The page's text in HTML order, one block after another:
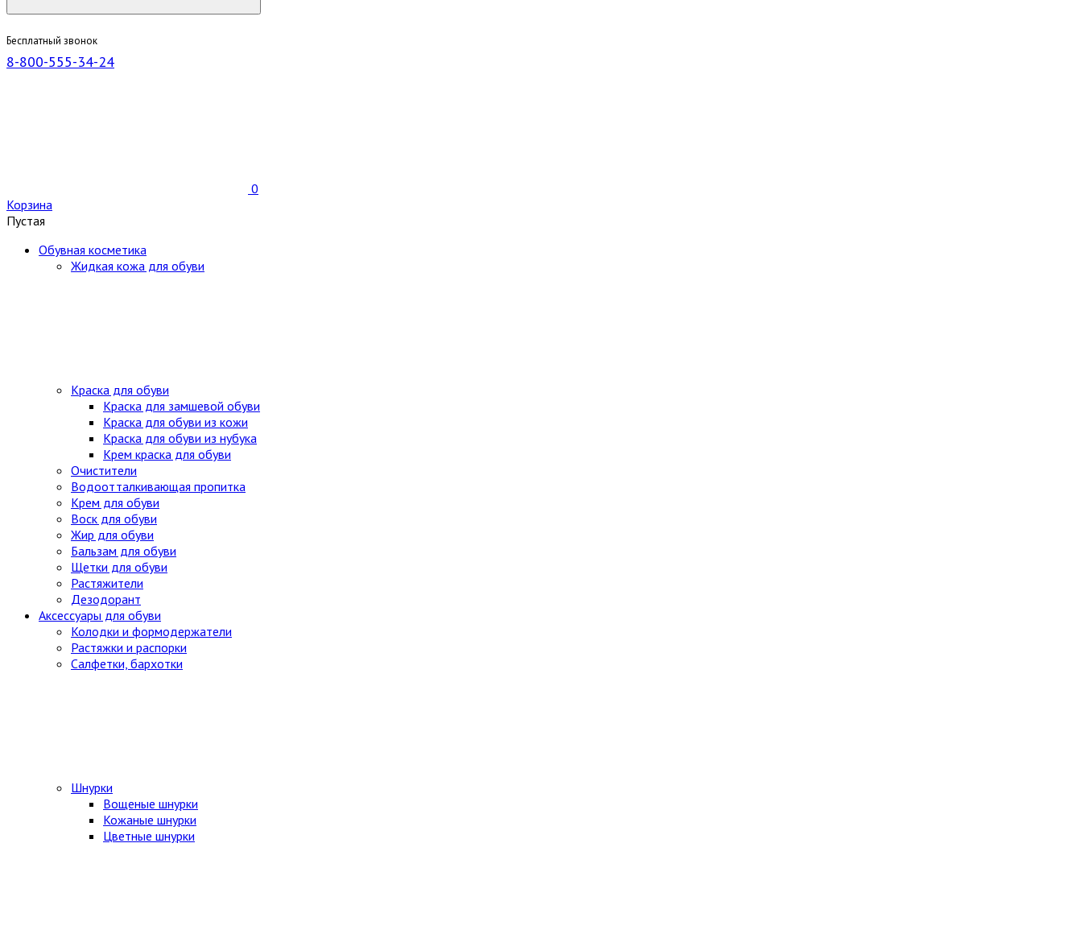
Бесплатный звонок
8-800-555-34-24
0
Корзина
Пустая
Обувная косметика
Жидкая кожа для обуви
Краска для обуви
Краска для замшевой обуви
Краска для обуви из кожи
Краска для обуви из нубука
Крем краска для обуви
Очистители
Водоотталкивающая пропитка
Крем для обуви
Воск для обуви
Жир для обуви
Бальзам для обуви
Щетки для обуви
Растяжители
Дезодорант
Аксессуары для обуви
Колодки и формодержатели
Растяжки и распорки
Салфетки, бархотки
Шнурки
Вощеные шнурки
Кожаные шнурки
Цветные шнурки